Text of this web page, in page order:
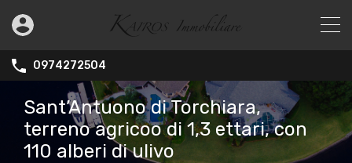
0974272504
Sant’Antuono di Torchiara,
terreno agricoo di 1,3 ettari, con
110 alberi di ulivo